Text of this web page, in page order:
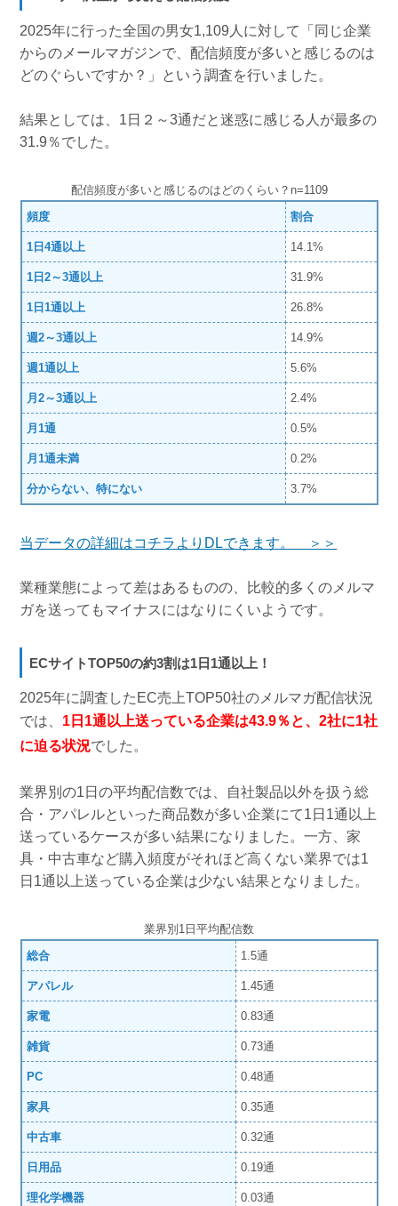
2025年に行った全国の男女1,109人に対して「同じ企業
からのメールマガジンで、配信頻度が多いと感じるのは
どのぐらいですか？」という調査を行いました。
結果としては、1日２～3通だと迷惑に感じる人が最多の
31.9％でした。
配信頻度が多いと感じるのはどのくらい？n=1109
頻度
割合
1日4通以上 14.1%
1日2～3通以上 31.9%
1日1通以上 26.8%
週2～3通以上 14.9%
週1通以上 5.6%
月2～3通以上 2.4%
月1通 0.5%
月1通未満 0.2%
分からない、特にない 3.7%
当データの詳細はコチラよりDLできます。 ＞＞
業種業態によって差はあるものの、比較的多くのメルマ
ガを送ってもマイナスにはなりにくいようです。
ECサイトTOP50の約3割は1日1通以上！
2025年に調査したEC売上TOP50社のメルマガ配信状況
では、 1日1通以上送っている企業は43.9％と、2社に1社
に迫る状況でした。
業界別の1日の平均配信数では、自社製品以外を扱う総
合・アパレルといった商品数が多い企業にて1日1通以上
送っているケースが多い結果になりました。一方、家
具・中古車など購入頻度がそれほど高くない業界では1
日1通以上送っている企業は少ない結果となりました。
業界別1日平均配信数
総合
1.5通
アパレル 1.45通
家電 0.83通
雑貨 0.73通
PC 0.48通
家具 0.35通
中古車 0.32通
日用品 0.19通
理化学機器 0.03通